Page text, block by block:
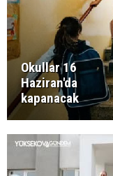
Okullar 16
Haziran'da
kapanacak